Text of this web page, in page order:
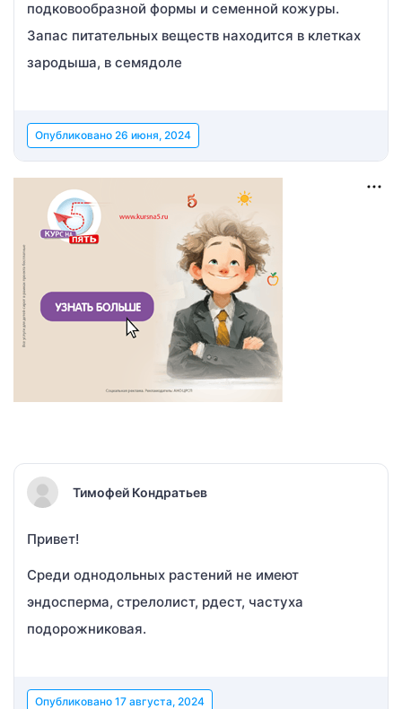
подковообразной формы и семенной кожуры.
Запас питательных веществ находится в клетках
зародыша, в семядоле
Опубликовано 26 июня, 2024
Тимофей Кондратьев
Привет!
Среди однодольных растений не имеют
эндосперма, стрелолист, рдест, частуха
подорожниковая.
Опубликовано 17 августа, 2024